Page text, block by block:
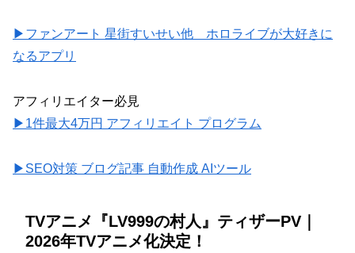
▶ファンアート 星街すいせい他 ホロライブが大好きに
なるアプリ
アフィリエイター必見
▶1件最大4万円 アフィリエイト プログラム
▶SEO対策 ブログ記事 自動作成 AIツール
TVアニメ『LV999の村人』ティザーPV｜
2026年TVアニメ化決定！